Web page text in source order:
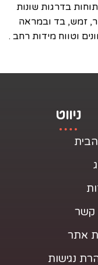
בדרגות שונות
זמש, בד ובמראה
וטווח מידות רחב .
ניווט
קשר
אתר
נגישות